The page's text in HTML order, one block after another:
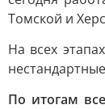
Томской и
На всех
По итогам